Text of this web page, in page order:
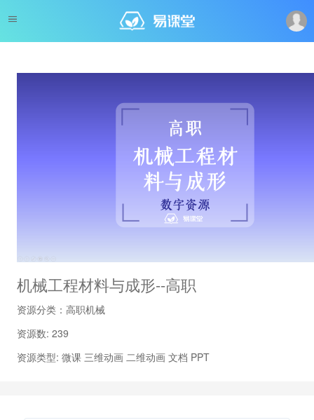
机械工程材料与成形--高职
资源分类：高职机械
资源数: 239
资源类型: 微课 三维动画 二维动画 文档 PPT